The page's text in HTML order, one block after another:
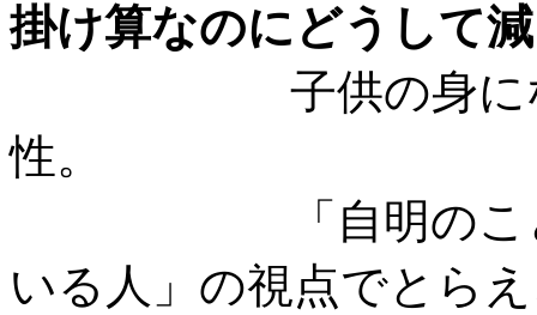
掛け算なのにどうして
子供の身になっ
性。
「自明のこと、
いる人」の視点でとら